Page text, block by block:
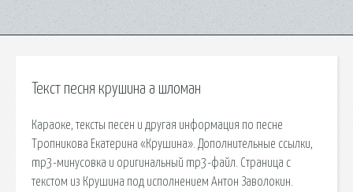
Текст песня крушина а шломан
Караоке, тексты песен и другая информация по песне
Тропникова Екатерина «Крушина». Дополнительные ссылки,
mp3-минусовка и оригинальный mp3-файл. Страница с
текстом из Крушина под исполнением Антон Заволокин.